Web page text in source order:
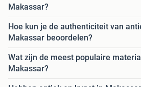
Makassar?
Hoe kun je de authenticiteit van
Makassar beoordelen?
Wat zijn de meest populaire
Makassar?